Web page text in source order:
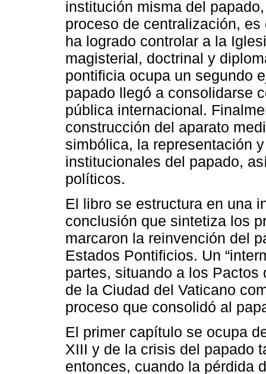
institución misma del
proceso de centralización,
ha logrado controlar a la
magisterial, doctrinal y
pontificia ocupa un segundo
papado llegó a consolidarse
pública internacional.
construcción del aparato
simbólica, la representación
institucionales del papado,
políticos.
El libro se estructura en una
conclusión que sintetiza los
marcaron la reinvención del
Estados Pontificios. Un
partes, situando a los
de la Ciudad del Vaticano
proceso que consolidó al
El primer capítulo se ocupa
XIII y de la crisis del papado
entonces, cuando la pérdida